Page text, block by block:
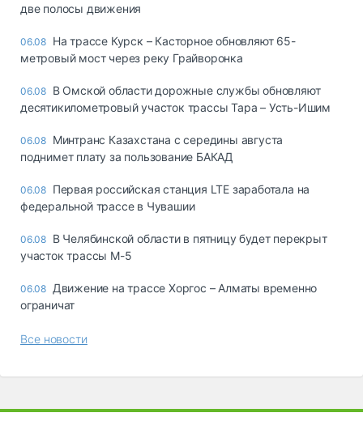
две полосы движения
06.08 На трассе Курск – Касторное обновляют 65-
метровый мост через реку Грайворонка
06.08 В Омской области дорожные службы обновляют
десятикилометровый участок трассы Тара – Усть-Ишим
06.08 Минтранс Казахстана с середины августа
поднимет плату за пользование БАКАД
06.08 Первая российская станция LTE заработала на
федеральной трассе в Чувашии
06.08 В Челябинской области в пятницу будет перекрыт
участок трассы М-5
06.08 Движение на трассе Хоргос – Алматы временно
ограничат
Все новости